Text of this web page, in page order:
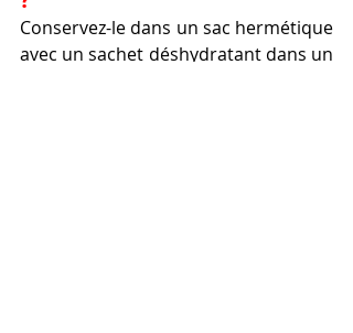
Conservez-le dans un sac hermétique
avec un sachet déshydratant dans un